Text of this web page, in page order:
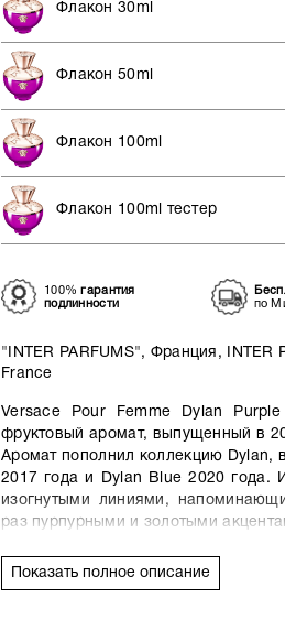
Флакон 30ml
Флакон 50ml
Флакон 100ml
Флакон 100ml тестер
100%гарантия
подлинности
по
"INTER PARFUMS", Франция, INTER
France
Versace Pour Femme Dylan
фруктовый аромат, выпущенный в
Аромат пополнил коллекцию Dylan,
2017 года и Dylan Blue 2020 года.
изогнутыми линиями,
раз пурпурными и золотыми
Ароматическая композиция Pour
Показать полное описание